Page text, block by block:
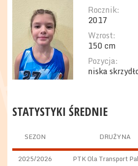
Rocznik:
2017
Wzrost:
150 cm
Pozycja:
niska
STATYSTYKI ŚREDNIE
SEZON DRUŻYNA
2025/2026 PTK Ola Transport